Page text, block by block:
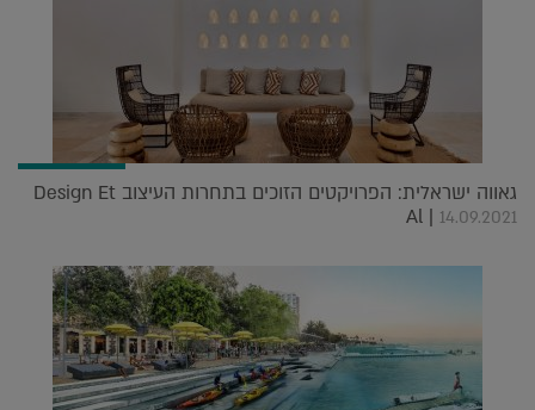
גאווה ישראלית: הפרויקטים הזוכים בתחרות העיצוב Design Et
Al | 14.09.2021